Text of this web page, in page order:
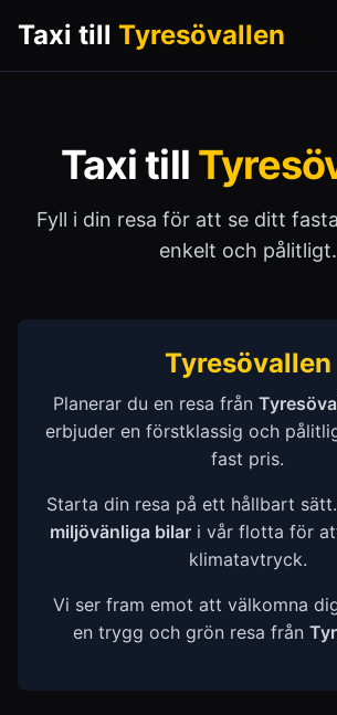
Taxi till Tyresövallen
Taxi till
Fyll i din resa för att se ditt
enkelt och pålitligt.
Tyresövallen
Planerar du en resa från
erbjuder en förstklassig och
fast pris.
Starta din resa på ett hållbart
miljövänliga bilari vår flotta för
klimatavtryck.
Vi ser fram emot att välkomna
en trygg och grön resa från